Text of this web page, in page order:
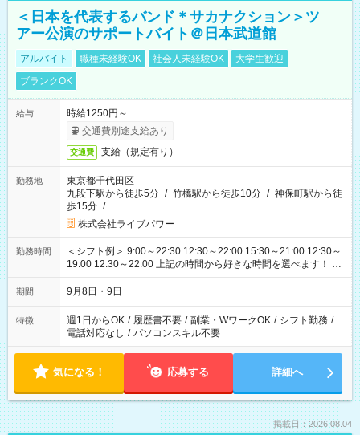
＜日本を代表するバンド＊サカナクション＞ツ
アー公演のサポートバイト＠日本武道館
アルバイト 職種未経験OK 社会人未経験OK
大学生歓迎
ブランクOK
給与
時給1250円～
交通費別途支給あり
交通費 支給（規定有り）
勤務地
東京都千代田区
九段下駅から徒歩5分 / 竹橋駅から徒歩10分 / 神保町駅から徒
歩15分 / …
株式会社ライブパワー
勤務時間
＜シフト例＞ 9:00～22:30 12:30～22:00 15:30～21:00 12:30～
19:00 12:30～22:00 上記の時間から好きな時間を選べます！ ※
時間は変更となる可能性があります
期間 9月8日・9日
特徴 週1日からOK / 履歴書不要 / 副業・WワークOK / シフト勤務 /
電話対応なし / パソコンスキル不要
気になる！ 応募する 詳細へ
掲載日：2026.08.04